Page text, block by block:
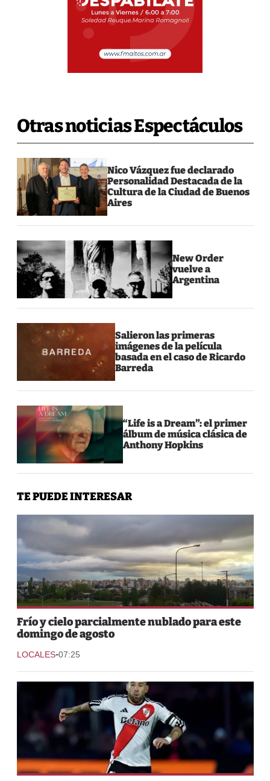
Otras noticias Espectáculos
Nico Vázquez fue declarado
Personalidad Destacada de la
Cultura de la Ciudad de Buenos
Aires
New Order
vuelve a
Argentina
Salieron las primeras
imágenes de la película
basada en el caso de Ricardo
Barreda
“Life is a Dream”: el primer
álbum de música clásica de
Anthony Hopkins
TE PUEDE INTERESAR
Frío y cielo parcialmente nublado para este
domingo de agosto
LOCALES-07:25